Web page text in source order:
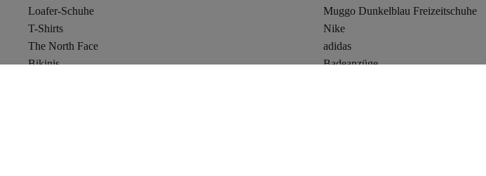
Loafer-Schuhe
Muggo Dunkelblau Freizeitschuhe
T-Shirts
Nike
The North Face
adidas
Bikinis
Badeanzüge